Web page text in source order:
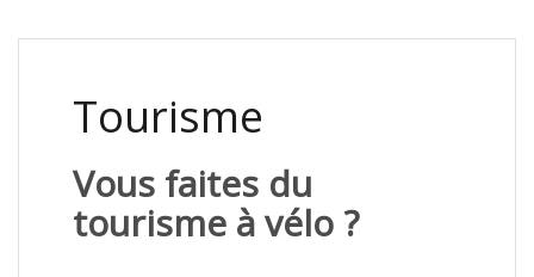
Tourisme
Vous faites du
tourisme à vélo ?